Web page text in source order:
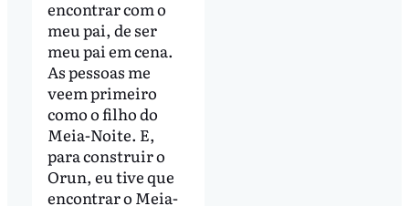
encontrar com o
meu pai, de ser
meu pai em cena.
As pessoas me
veem primeiro
como o filho do
Meia-Noite. E,
para construir o
Orun, eu tive que
encontrar o Meia-